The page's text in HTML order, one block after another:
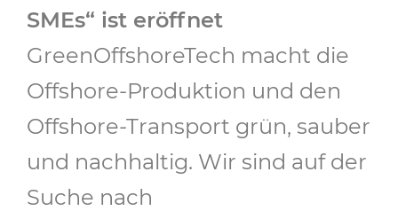
SMEs“ ist eröffnet
GreenOffshoreTech macht die
Offshore-Produktion und den
Offshore-Transport grün, sauber
und nachhaltig. Wir sind auf der
Suche nach